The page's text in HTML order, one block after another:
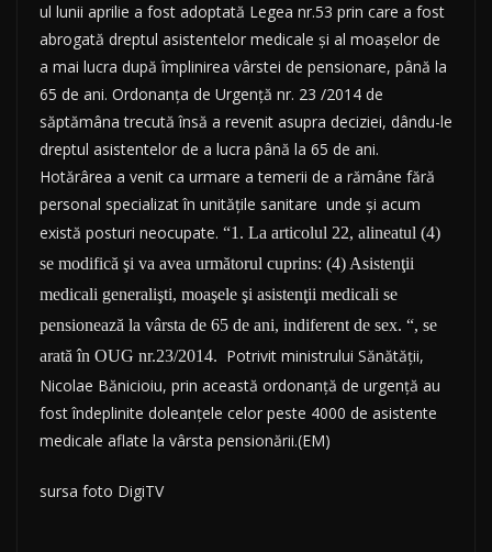
ul lunii aprilie a fost adoptată Legea nr.53 prin care a fost
abrogată dreptul asistentelor medicale şi al moaşelor de
a mai lucra după împlinirea vârstei de pensionare, până la
65 de ani. Ordonanţa de Urgenţă nr. 23 /2014 de
săptămâna trecută însă a revenit asupra deciziei, dându-le
dreptul asistentelor de a lucra până la 65 de ani.
Hotărârea a venit ca urmare a temerii de a rămâne fără
personal specializat în unităţile sanitare unde şi acum
există posturi neocupate. “1. La articolul 22, alineatul (4)
se modifică şi va avea următorul cuprins: (4) Asistenţii
medicali generalişti, moaşele şi asistenţii medicali se
pensionează la vârsta de 65 de ani, indiferent de sex. “, se
arată în OUG nr.23/2014. Potrivit ministrului Sănătăţii,
Nicolae Bănicioiu, prin această ordonanţă de urgenţă au
fost îndeplinite doleanţele celor peste 4000 de asistente
medicale aflate la vârsta pensionării.(EM)
sursa foto DigiTV